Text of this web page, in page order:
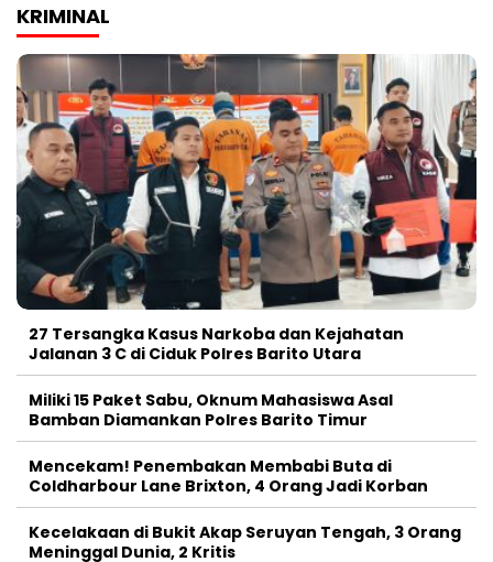
KRIMINAL
27 Tersangka Kasus Narkoba dan Kejahatan
Jalanan 3 C di Ciduk Polres Barito Utara
Miliki 15 Paket Sabu, Oknum Mahasiswa Asal
Bamban Diamankan Polres Barito Timur
Mencekam! Penembakan Membabi Buta di
Coldharbour Lane Brixton, 4 Orang Jadi Korban
Kecelakaan di Bukit Akap Seruyan Tengah, 3 Orang
Meninggal Dunia, 2 Kritis